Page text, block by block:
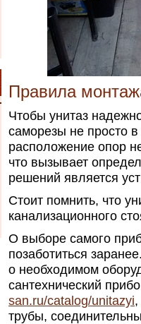
Правила
Чтобы унитаз
саморезы не просто
расположение опор
что вызывает
решений является
Стоит помнить, что
канализационного
О выборе самого
позаботиться
о необходимом
сантехнический
san.ru/catalog/unitazyi
трубы,